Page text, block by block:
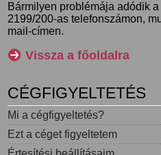
Bármilyen problémája adódik
2199/200-as telefonszámon,
mail-címen.
Vissza a főoldalra
CÉGFIGYELTETÉS
Mi a cégfigyeltetés?
Ezt a céget figyeltetem